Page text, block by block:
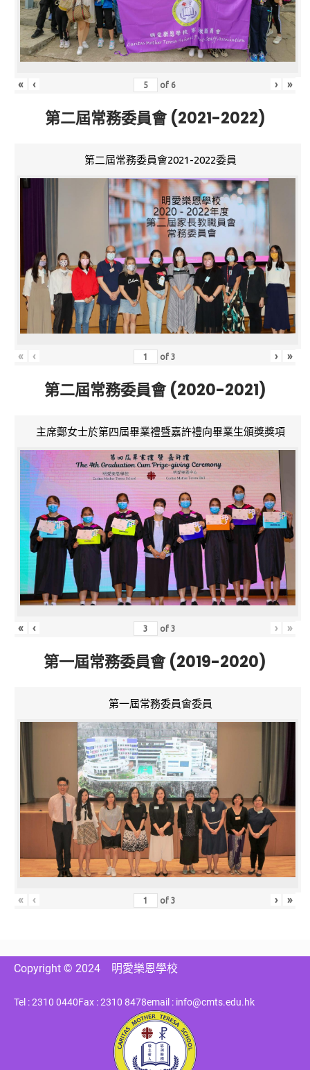
« ‹ of 6 › »
第二屆常務委員會 (2021-2022)
第二屆常務委員會2021-2022委員
« ‹ of3 › »
第二屆常務委員會 (2020-2021)
主席鄭女士於第四屆畢業禮暨嘉許禮向畢業生頒獎獎項
« ‹ of3 › »
第一屆常務委員會 (2019-2020)
第一屆常務委員會委員
« ‹ of3 › »
Copyright © 2024 明愛樂恩學校
Tel : 2310 0440Fax : 2310 8478email : info@cmts.edu.hk